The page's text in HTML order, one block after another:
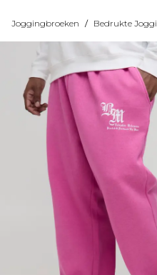
Joggingbroeken / Bedrukte